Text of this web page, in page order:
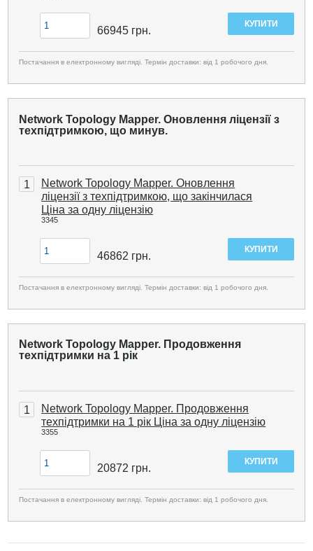
66945 грн.
Постачання в електронному вигляді. Термін доставки: від 1 робочого дня.
Network Topology Mapper. Оновлення ліцензії з
техпідтримкою, що минув.
1
Network Topology Mapper. Оновлення
ліцензії з техпідтримкою, що закінчилася
Ціна за одну ліцензію
3345
46862 грн.
Постачання в електронному вигляді. Термін доставки: від 1 робочого дня.
Network Topology Mapper. Продовження
техпідтримки на 1 рік
1
Network Topology Mapper. Продовження
техпідтримки на 1 рік Ціна за одну ліцензію
3355
20872 грн.
Постачання в електронному вигляді. Термін доставки: від 1 робочого дня.